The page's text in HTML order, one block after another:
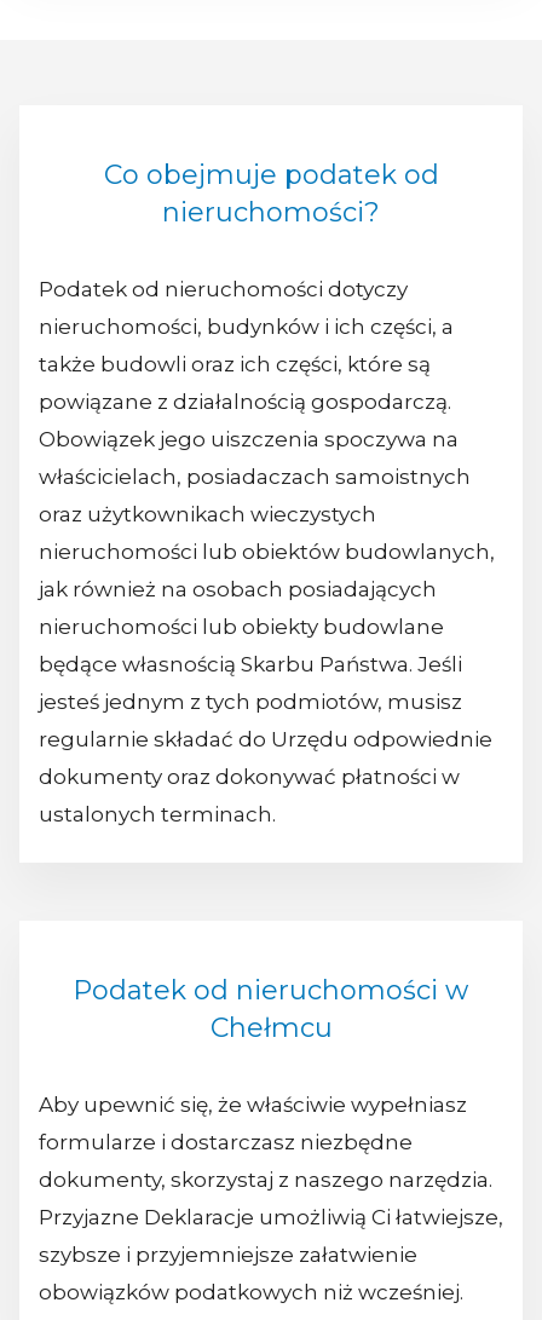
Co obejmuje podatek od
nieruchomości?
Podatek od nieruchomości dotyczy
nieruchomości, budynków i ich części, a
także budowli oraz ich części, które są
powiązane z działalnością gospodarczą.
Obowiązek jego uiszczenia spoczywa na
właścicielach, posiadaczach samoistnych
oraz użytkownikach wieczystych
nieruchomości lub obiektów budowlanych,
jak również na osobach posiadających
nieruchomości lub obiekty budowlane
będące własnością Skarbu Państwa. Jeśli
jesteś jednym z tych podmiotów, musisz
regularnie składać do Urzędu odpowiednie
dokumenty oraz dokonywać płatności w
ustalonych terminach.
Podatek od nieruchomości w
Chełmcu
Aby upewnić się, że właściwie wypełniasz
formularze i dostarczasz niezbędne
dokumenty, skorzystaj z naszego narzędzia.
Przyjazne Deklaracje umożliwią Ci łatwiejsze,
szybsze i przyjemniejsze załatwienie
obowiązków podatkowych niż wcześniej.